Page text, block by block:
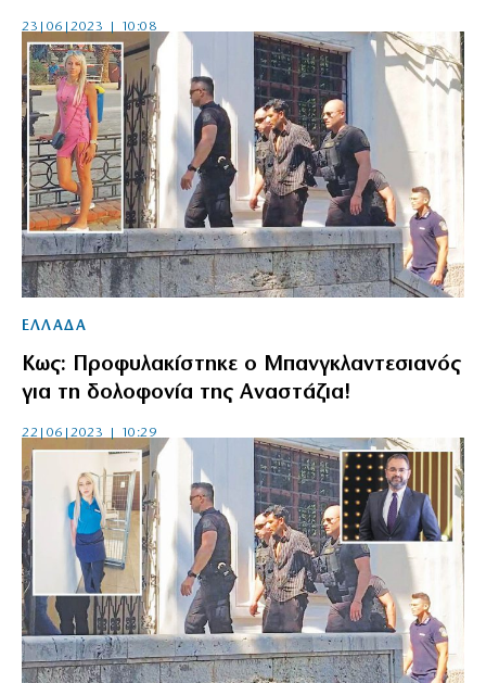
23|06|2023 | 10:08
ΕΛΛΑΔΑ
Κως: Προφυλακίστηκε ο Μπανγκλαντεσιανός
για τη δολοφονία της Αναστάζια!
22|06|2023 | 10:29